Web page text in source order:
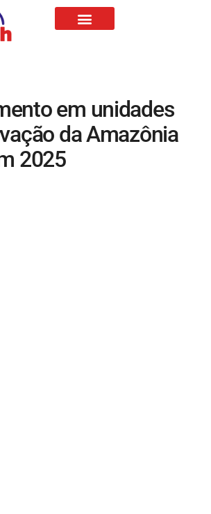
em unidades
da Amazônia
2025